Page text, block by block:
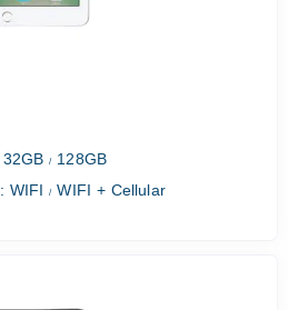
32GB/ 128GB
: WIFI/ WIFI + Cellular